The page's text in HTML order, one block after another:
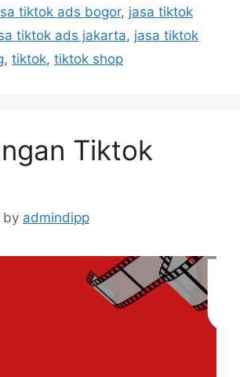
tiktok ads bogor, jasa tiktok
tiktok ads jakarta, jasa tiktok
, tiktok, tiktok shop
Tiktok
by admindipp